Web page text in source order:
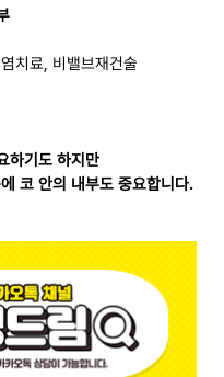
치료, 비밸브재건술
하기도 하지만
코 안의 내부도 중요합니다.